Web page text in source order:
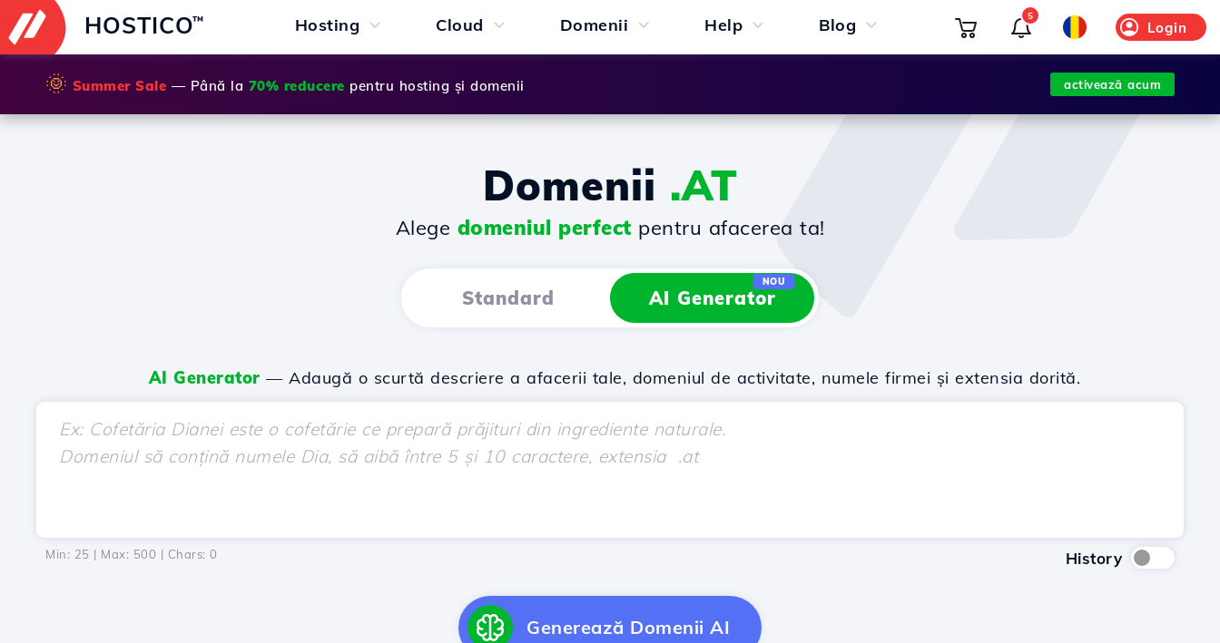
HOSTICO™ Hosting Cloud Domenii Help Blog Login
5
🌞 Summer Sale — Până la 70% reducere pentru hosting și domenii activează acum
Domenii .AT
Alege domeniul perfect pentru afacerea ta!
Standard AI Generator
NOU
AI Generator — Adaugă o scurtă descriere a afacerii tale, domeniul de activitate, numele firmei și extensia dorită.
Min: 25 | Max: 500 | Chars: 0 History
Generează Domenii AI